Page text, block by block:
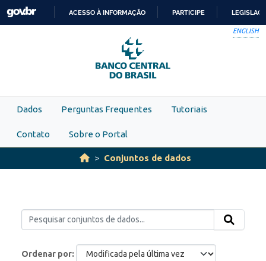
Skip to main content
PARA
O
CONTEÚDO
ACESSO À INFORMAÇÃO PARTICIPE
ENGLISH
Dados Perguntas Frequentes Tutoriais
Contato Sobre o Portal
Conjuntos de dados
Ordenar por